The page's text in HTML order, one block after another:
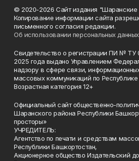
© 2020-2026 Сайт издания "Шаранские
Копирование информации сайта
письменного согласия редакции.
Об использовании персональных данных
Свидетельство о регистрации ПИ № ТУ
2025 года выдано Управлением
надзору в сфере связи,
массовых коммуникаций по Республике
Возрастная категория 12+
Официальный сайт общественно-
Шаранского района Республики
просторы»
УЧРЕДИТЕЛЬ:
Агентство по печати и средствам
Республики Башкортостан,
Акционерное общество Издательский